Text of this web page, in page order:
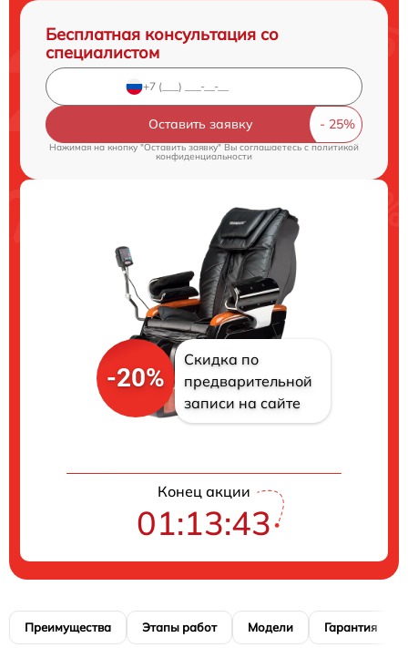
Бесплатная консультация со
специалистом
Оставить заявку
Нажимая на кнопку "Оставить заявку" Вы соглашаетесь cполитикой
конфиденциальности
-20%
Скидка по
предварительной
записи на сайте
Конец акции
01:13:42
Преимущества Этапы работ Модели Гарантия